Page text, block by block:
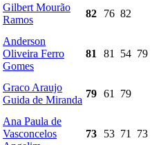
Gilbert Mourão
Ramos
82 76 82
Anderson
Oliveira Ferro
Gomes
81 81 54 79
Graco Araujo
Guida de Miranda
79 61 79
Ana Paula de
Vasconcelos
73 53 71 73